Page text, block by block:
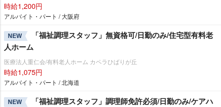
時給1,200円
アルバイト・パート / 大阪府
NEW
「福祉調理スタッフ」無資格可/日勤のみ/住宅型有料老
人ホーム
医療法人重仁会/有料老人ホーム カペラひばりが丘
時給1,075円
アルバイト・パート / 北海道
NEW
「福祉調理スタッフ」調理師免許必須/日勤のみ/ケアハ